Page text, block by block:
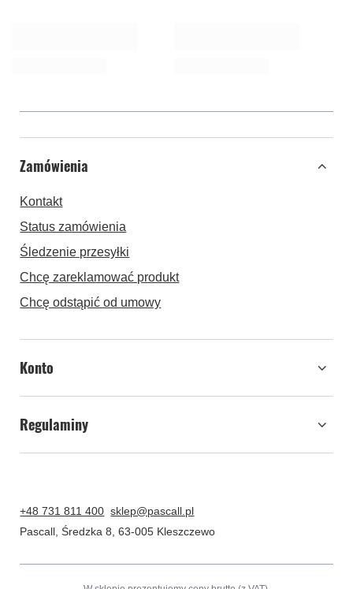
Zamówienia
Kontakt
Status zamówienia
Śledzenie przesyłki
Chcę zareklamować produkt
Chcę odstąpić od umowy
Konto
Regulaminy
+48 731 811 400 sklep@pascall.pl
Pascall ,Średzka 8 ,63-005 Kleszczewo